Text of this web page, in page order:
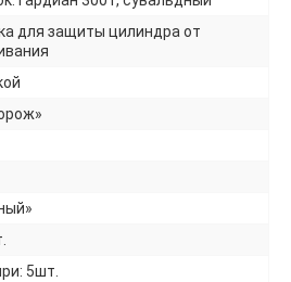
для защиты цилиндра от
5шт.